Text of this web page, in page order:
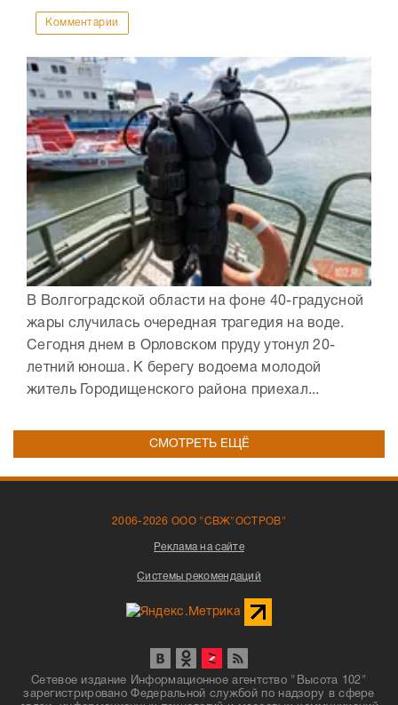
Комментарии
В Волгоградской области на фоне 40-градусной
жары случилась очередная трагедия на воде.
Сегодня днем в Орловском пруду утонул 20-
летний юноша. К берегу водоема молодой
житель Городищенского района приехал...
СМОТРЕТЬ ЕЩЁ
2006-2026 ООО "СВЖ"ОСТРОВ"
Реклама на сайте
Системы рекомендаций
Сетевое издание Информационное агентство "Высота 102"
зарегистрировано Федеральной службой по надзору в сфере